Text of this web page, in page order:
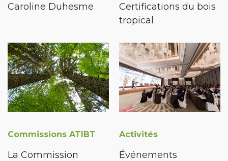
Caroline Duhesme
Certifications du bois
tropical
Commissions ATIBT
La Commission
Activités
Événements